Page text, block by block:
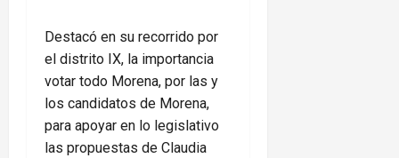
Destacó en su recorrido por
el distrito IX, la importancia
votar todo Morena, por las y
los candidatos de Morena,
para apoyar en lo legislativo
las propuestas de Claudia